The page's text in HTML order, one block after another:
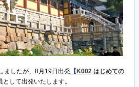
ましたが、8月19日出発 【K002 はじめての
として出発いたします。